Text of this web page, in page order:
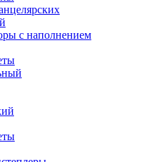
с наполнением